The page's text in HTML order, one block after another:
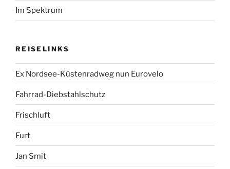
Im Spektrum
REISELINKS
Ex Nordsee-Küstenradweg nun Eurovelo
Fahrrad-Diebstahlschutz
Frischluft
Furt
Jan Smit